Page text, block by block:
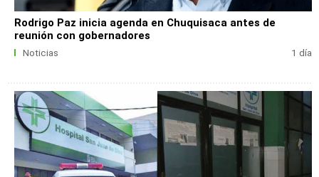
Rodrigo Paz inicia agenda en Chuquisaca antes de
reunión con gobernadores
Noticias 1 día